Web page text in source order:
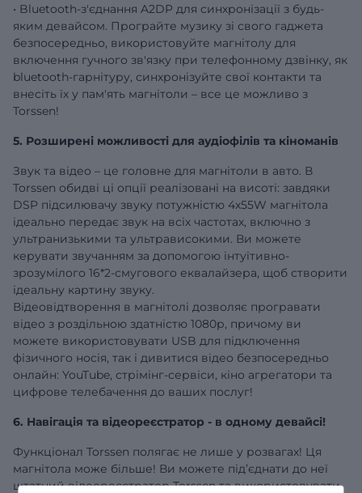
• Bluetooth-з'єднання A2DP для синхронізації з будь-
яким девайсом. Програйте музику зі свого гаджета
безпосередньо, використовуйте магнітолу для
включення гучного зв'язку при телефонному дзвінку, як
bluetooth-гарнітуру, синхронізуйте свої контакти та
внесіть їх у пам'ять магнітоли – все це можливо з
Torssen!
5. Розширені можливості для аудіофілів та кіноманів
Звук та відео – це головне для магнітоли в авто. В
Torssen обидві ці опції реалізовані на висоті: завдяки
DSP підсилювачу звуку потужністю 4х55W магнітола
ідеально передає звук на всіх частотах, включно з
ультранизькими та ультрависокими. Ви можете
керувати звучанням за допомогою інтуїтивно-
зрозумілого 16*2-смугового еквалайзера, щоб створити
ідеальну картину звуку.
Відеовідтворення в магнітолі дозволяє програвати
відео з роздільною здатністю 1080р, причому ви
можете використовувати USB для підключення
фізичного носія, так і дивитися відео безпосередньо
онлайн: YouTube, стрімінг-сервіси, кіно агрегатори та
цифрове телебачення до ваших послуг!
6. Навігація та відеореєстратор - в одному девайсі!
Функціонал Torssen полягає не лише у розвагах! Ця
магнітола може більше! Ви можете під’єднати до неї
штатний відеореєстратор Torssen та використовувати